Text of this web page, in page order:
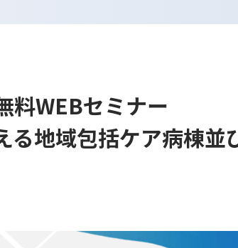
料WEBセミナー
る地域包括ケア病棟並